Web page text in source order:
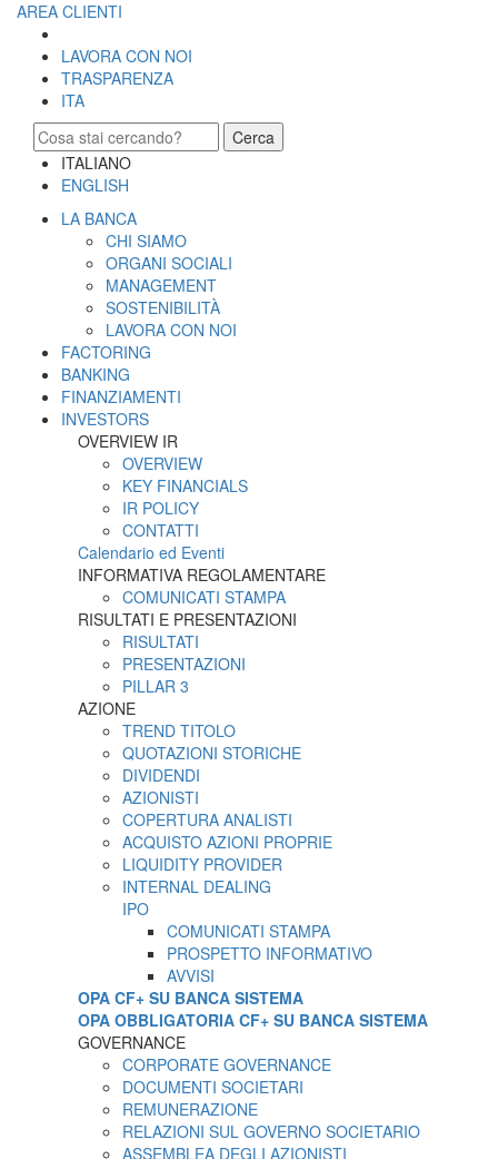
AREA CLIENTI
LAVORA CON NOI
TRASPARENZA
ITA
Cerca
ITALIANO
ENGLISH
LA BANCA
CHI SIAMO
ORGANI SOCIALI
MANAGEMENT
SOSTENIBILITÀ
LAVORA CON NOI
FACTORING
BANKING
FINANZIAMENTI
INVESTORS
OVERVIEW IR
OVERVIEW
KEY FINANCIALS
IR POLICY
CONTATTI
Calendario ed Eventi
INFORMATIVA REGOLAMENTARE
COMUNICATI STAMPA
RISULTATI E PRESENTAZIONI
RISULTATI
PRESENTAZIONI
PILLAR 3
AZIONE
TREND TITOLO
QUOTAZIONI STORICHE
DIVIDENDI
AZIONISTI
COPERTURA ANALISTI
ACQUISTO AZIONI PROPRIE
LIQUIDITY PROVIDER
INTERNAL DEALING
IPO
COMUNICATI STAMPA
PROSPETTO INFORMATIVO
AVVISI
OPA CF+ SU BANCA SISTEMA
OPA OBBLIGATORIA CF+ SU BANCA SISTEMA
GOVERNANCE
CORPORATE GOVERNANCE
DOCUMENTI SOCIETARI
REMUNERAZIONE
RELAZIONI SUL GOVERNO SOCIETARIO
ASSEMBLEA DEGLI AZIONISTI